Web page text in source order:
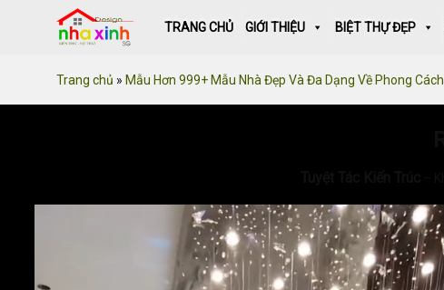
TRANG CHỦ GIỚI THIỆU BIỆT THỰ ĐẸP
Trang chủ » Mẫu Hơn 999+ Mẫu Nhà Đẹp Và Đa Dạng Về Phong Cách